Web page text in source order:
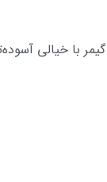
با خیالی